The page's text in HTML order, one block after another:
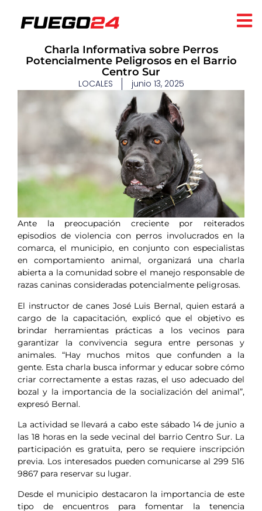
Charla Informativa sobre Perros
Potencialmente Peligrosos en el Barrio
Centro Sur
LOCALES junio 13, 2025
Ante la preocupación creciente por reiterados
episodios de violencia con perros involucrados en la
comarca, el municipio, en conjunto con especialistas
en comportamiento animal, organizará una charla
abierta a la comunidad sobre el manejo responsable de
razas caninas consideradas potencialmente peligrosas.
El instructor de canes José Luis Bernal, quien estará a
cargo de la capacitación, explicó que el objetivo es
brindar herramientas prácticas a los vecinos para
garantizar la convivencia segura entre personas y
animales. “Hay muchos mitos que confunden a la
gente. Esta charla busca informar y educar sobre cómo
criar correctamente a estas razas, el uso adecuado del
bozal y la importancia de la socialización del animal”,
expresó Bernal.
La actividad se llevará a cabo este sábado 14 de junio a
las 18 horas en la sede vecinal del barrio Centro Sur. La
participación es gratuita, pero se requiere inscripción
previa. Los interesados pueden comunicarse al 299 516
9867 para reservar su lugar.
Desde el municipio destacaron la importancia de este
tipo de encuentros para fomentar la tenencia